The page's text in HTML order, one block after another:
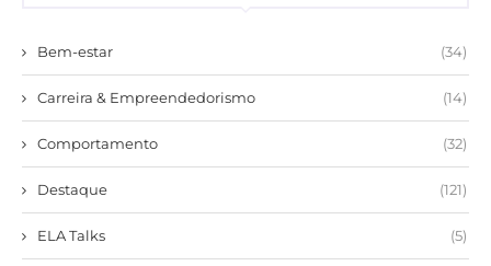
Bem-estar (34)
Carreira & Empreendedorismo (14)
Comportamento (32)
Destaque (121)
ELA Talks (5)